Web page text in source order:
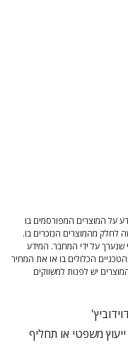
על המוצרים המפורסמים בו
לחלק מהמוצרים הנזכרים בו.
שנערך על ידי המחבר. המידע
הכלולים בו או את המחיר
יש לפנות למשווקים
משפטי או תחליף